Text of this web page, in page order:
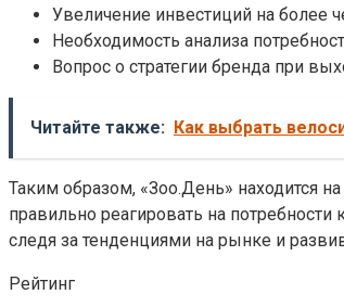
Увеличение инвестиций на более
Необходимость анализа
Вопрос о стратегии бренда при
Читайте также: Как выбрать
Таким образом, «Зоо.День» находится
правильно реагировать на
следя за тенденциями на рынке и
Рейтинг